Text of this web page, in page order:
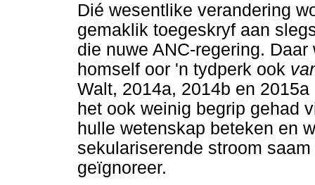
Dié wesentlike verandering
gemaklik toegeskryf aan
die nuwe ANC-regering.
homself oor 'n tydperk ook
Walt, 2014a, 2014b en
het ook weinig begrip gehad
hulle wetenskap beteken en
sekulariserende stroom
geïgnoreer.